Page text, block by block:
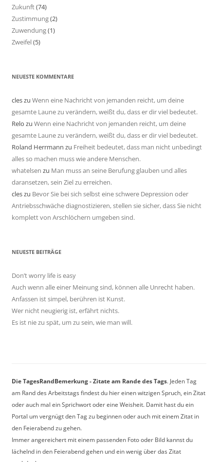
Zukunft(74)
Zustimmung(2)
Zuwendung(1)
Zweifel(5)
NEUESTE KOMMENTARE
cleszu Wenn eine Nachricht von jemanden reicht, um deine
gesamte Laune zu verändern, weißt du, dass er dir viel bedeutet.
Relo zu Wenn eine Nachricht von jemanden reicht, um deine
gesamte Laune zu verändern, weißt du, dass er dir viel bedeutet.
Roland Herrmann zu Freiheit bedeutet, dass man nicht unbedingt
alles so machen muss wie andere Menschen.
whatelsen zu Man muss an seine Berufung glauben und alles
daransetzen, sein Ziel zu erreichen.
cleszu Bevor Sie bei sich selbst eine schwere Depression oder
Antriebsschwäche diagnostizieren, stellen sie sicher, dass Sie nicht
komplett von Arschlöchern umgeben sind.
NEUESTE BEITRÄGE
Don’t worry life is easy
Auch wenn alle einer Meinung sind, können alle Unrecht haben.
Anfassen ist simpel, berühren ist Kunst.
Wer nicht neugierig ist, erfährt nichts.
Es ist nie zu spät, um zu sein, wie man will.
Die TagesRandBemerkung - Zitate am Rande des Tags. Jeden Tag
am Rand des Arbeitstags findest du hier einen witzigen Spruch, ein Zitat
oder auch mal ein Sprichwort oder eine Weisheit. Damit hast du ein
Portal um vergnügt den Tag zu beginnen oder auch mit einem Zitat in
den Feierabend zu gehen.
Immer angereichert mit einem passenden Foto oder Bild kannst du
lächelnd in den Feierabend gehen und ein wenig über das Zitat